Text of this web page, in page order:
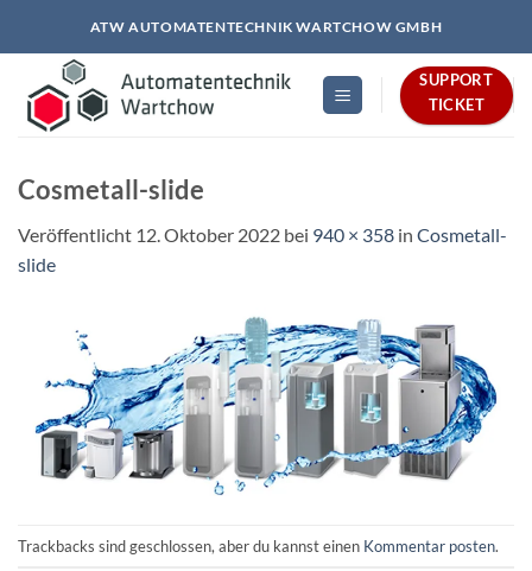
springen
ATW AUTOMATENTECHNIK WARTCHOW GMBH
SUPPORT
TICKET
Cosmetall-slide
Veröffentlicht 12. Oktober 2022 bei 940 × 358 in Cosmetall-
slide
Trackbacks sind geschlossen, aber du kannst einen Kommentar posten.